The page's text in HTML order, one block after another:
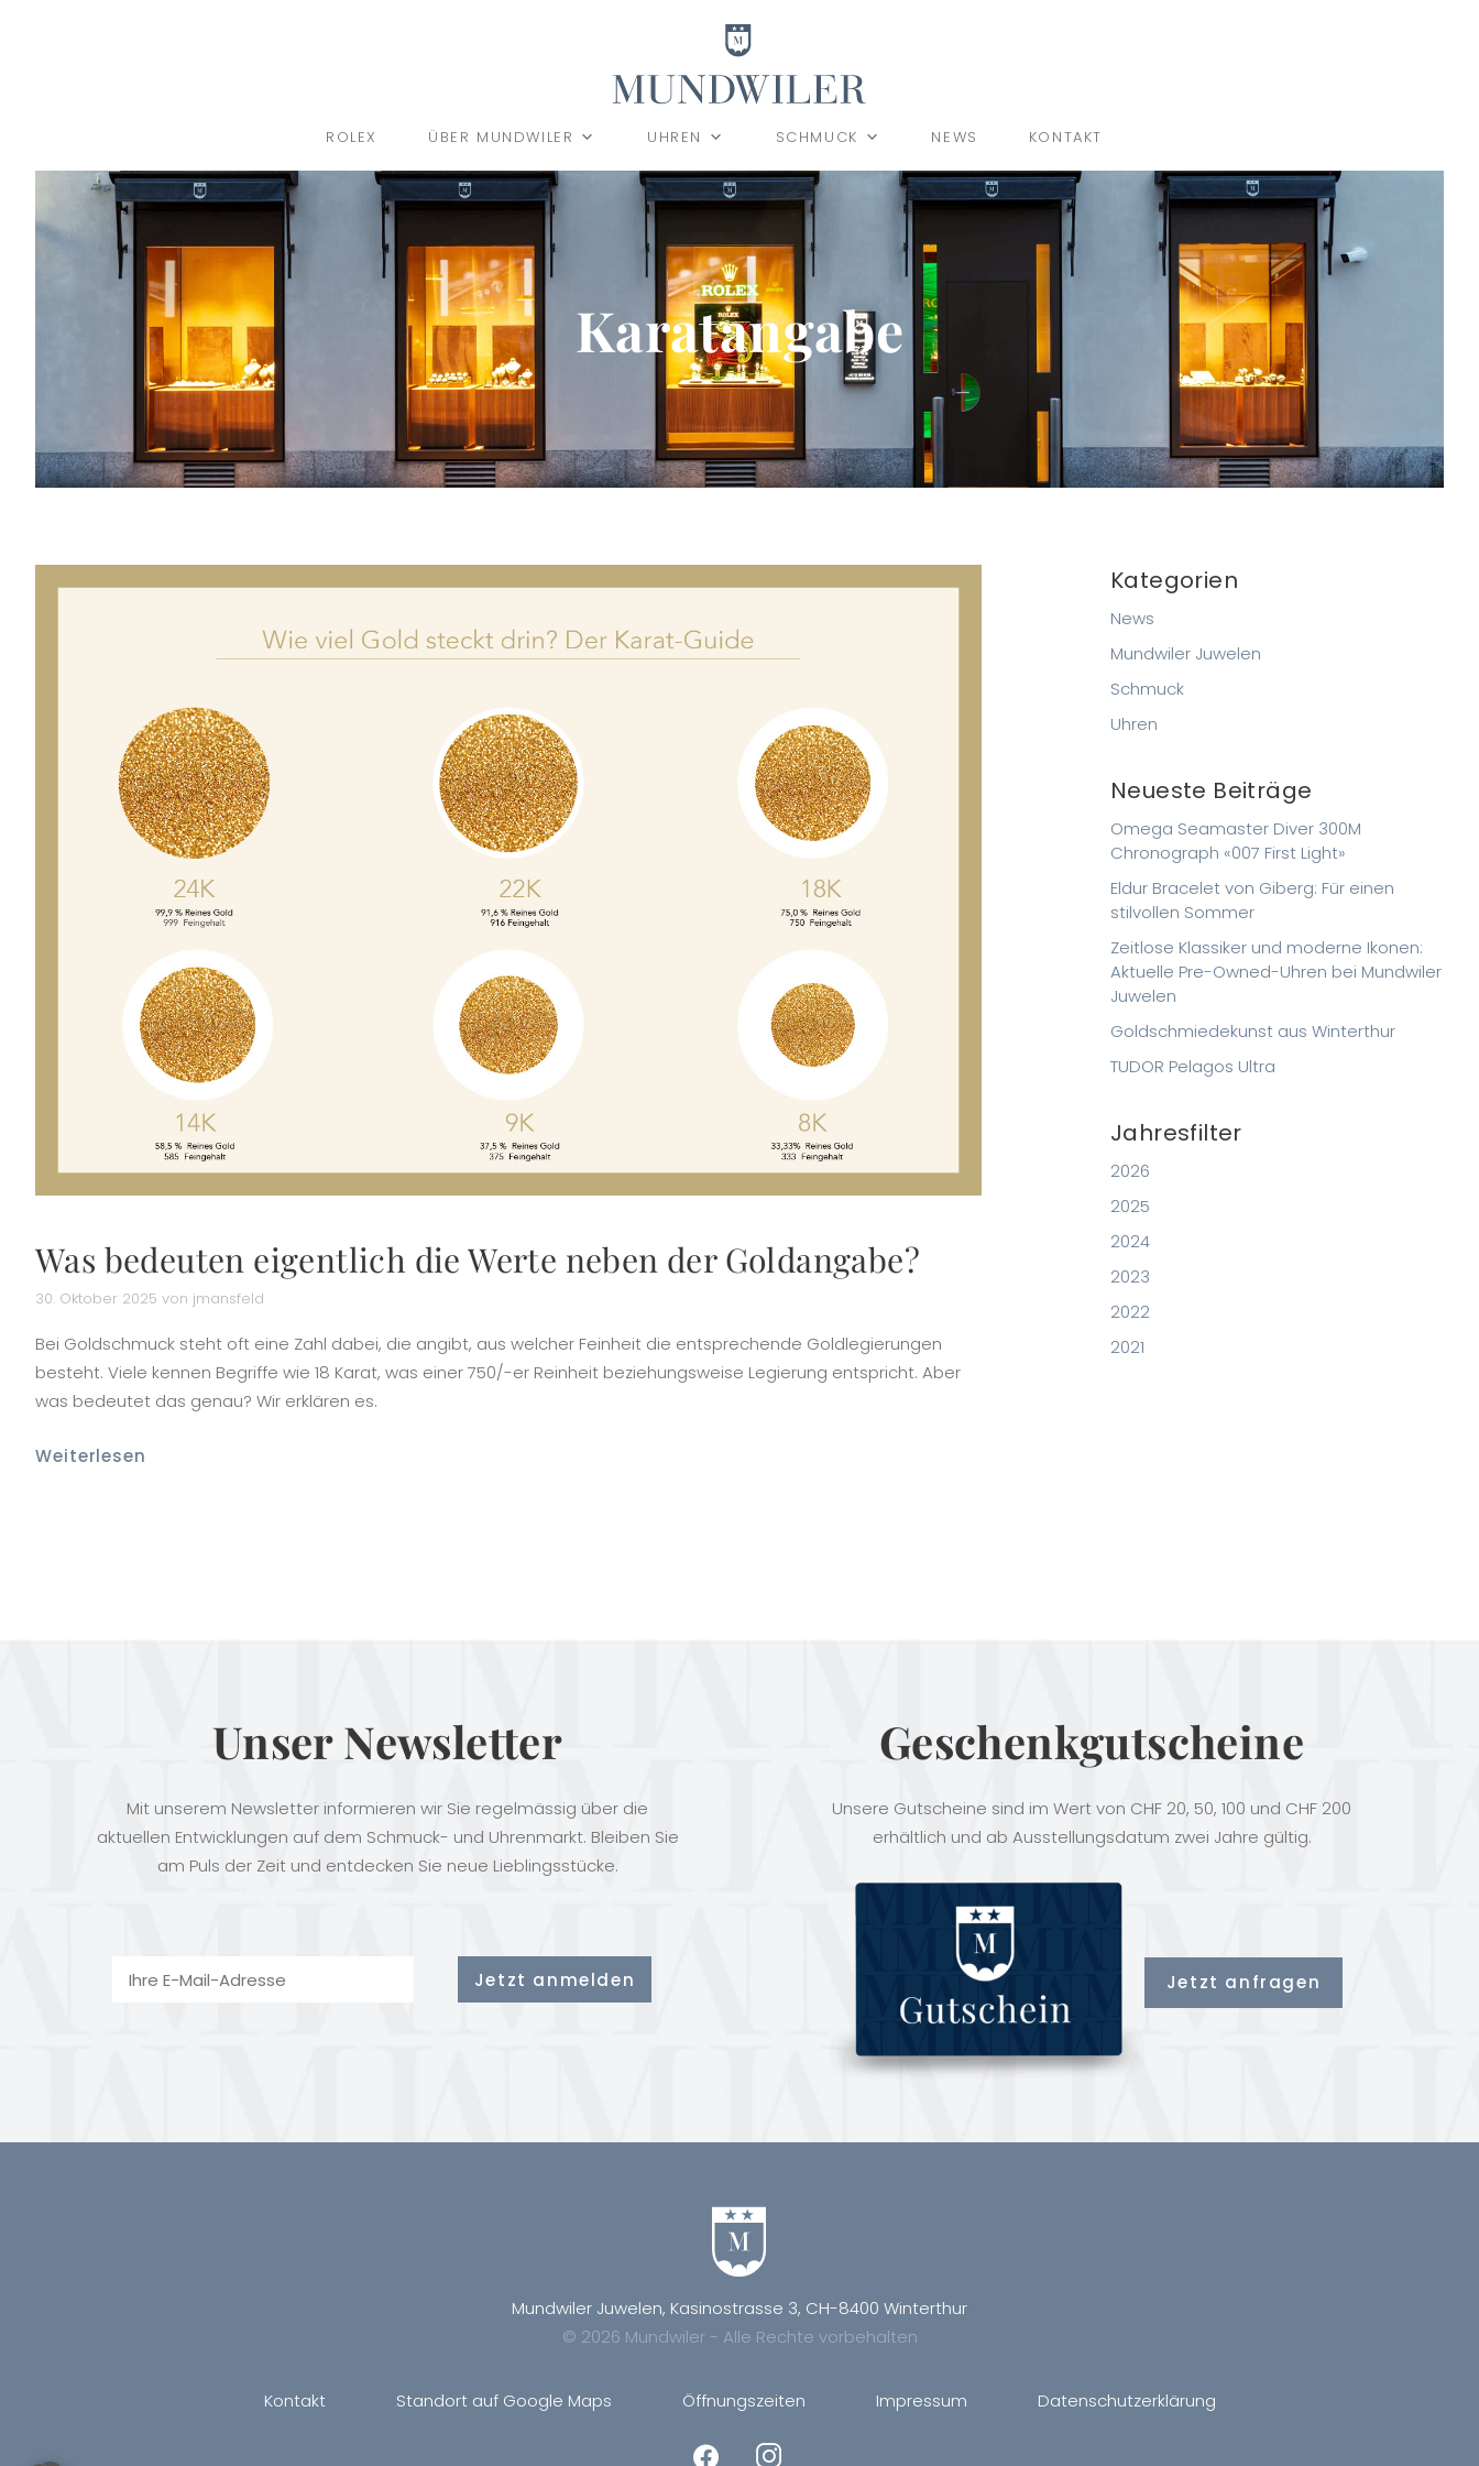
ROLEX ÜBER MUNDWILER UHREN SCHMUCK NEWS KONTAKT
Karatangabe
Was bedeuten eigentlich die Werte neben der Goldangabe?
30. Oktober 2025 von jmansfeld
Bei Goldschmuck steht oft eine Zahl dabei, die angibt, aus welcher Feinheit die entsprechende Goldlegierungen
besteht. Viele kennen Begriffe wie 18 Karat, was einer 750/-er Reinheit beziehungsweise Legierung entspricht. Aber
was bedeutet das genau? Wir erklären es.
Weiterlesen
Kategorien
News
Mundwiler Juwelen
Schmuck
Uhren
Neueste Beiträge
Omega Seamaster Diver 300M
Chronograph «007 First Light»
Eldur Bracelet von Giberg: Für einen
stilvollen Sommer
Zeitlose Klassiker und moderne Ikonen:
Aktuelle Pre-Owned-Uhren bei Mundwiler
Juwelen
Goldschmiedekunst aus Winterthur
TUDOR Pelagos Ultra
Jahresfilter
2026
2025
2024
2023
2022
2021
Unser Newsletter
Mit unserem Newsletter informieren wir Sie regelmässig über die
aktuellen Entwicklungen auf dem Schmuck- und Uhrenmarkt. Bleiben Sie
am Puls der Zeit und entdecken Sie neue Lieblingsstücke.
Geschenkgutscheine
Unsere Gutscheine sind im Wert von CHF 20, 50, 100 und CHF 200
erhältlich und ab Ausstellungsdatum zwei Jahre gültig.
Jetzt anfragen
Mundwiler Juwelen, Kasinostrasse 3, CH-8400 Winterthur
© 2026 Mundwiler - Alle Rechte vorbehalten
Kontakt Standort auf Google Maps Öffnungszeiten Impressum Datenschutzerklärung